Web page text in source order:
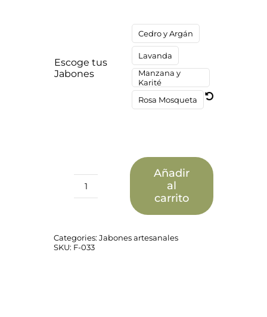
Escoge tus
Jabones
Cedro y Argán
Lavanda
Manzana y
Karité
Rosa Mosqueta
Jabón
Artesano
Envoltorio
de
Añadir
al
carrito
Categories: Jabones artesanales
SKU: F-033